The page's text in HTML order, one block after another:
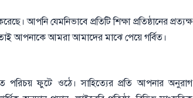
আপনি যেমনিভাবে প্রতিটি শিক্ষা প্রতিষ্ঠানের প্রত্যক্ষ
আপনাকে আমরা আমাদের মাঝে পেয়ে গর্বিত।
পরিচয় ফুটে ওঠে। সাহিত্যের প্রতি আপনার অনুরাগ